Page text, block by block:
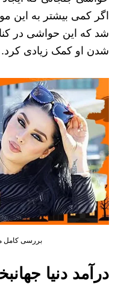
اگر کمی بیشتر به این
شد که این حواشی در
شدن او کمک زیادی کرد.
بررسی کامل
درآمد دنیا